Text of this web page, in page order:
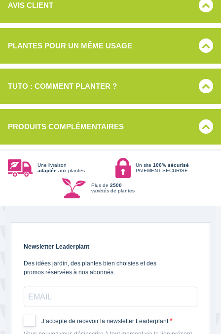
AVIS CLIENT
PLANTES POUR UN MÊME USAGE
TUTO : COMMENT PLANTER ?
PRODUITS COMPLÉMENTAIRES
Une livraison
adaptée aux plantes
Un site 100% sécurisé
PAIEMENT SECURISE
Plus de 2500
variétés de plantes
Newsletter Leaderplant
Des idées jardin, des plantes bien choisies et des
promos réservées à nos abonnés.
J’accepte de recevoir la newsletter Leaderplant.